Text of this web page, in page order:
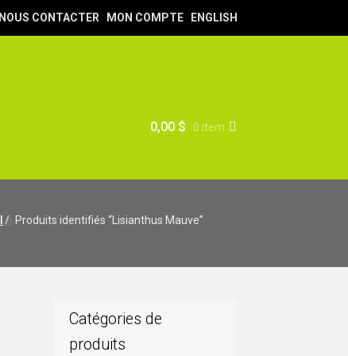
NOUS CONTACTER MON COMPTE ENGLISH
0,00 $ 0 item
/ Produits identifiés “Lisianthus Mauve”
Catégories de
produits